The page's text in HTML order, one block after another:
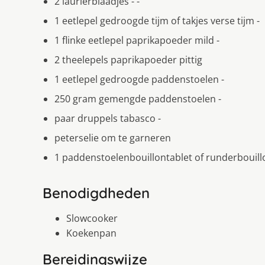
1 eetlepel gedroogde tijm of takjes verse tijm -
1 flinke eetlepel paprikapoeder mild -
2 theelepels paprikapoeder pittig
1 eetlepel gedroogde paddenstoelen -
250 gram gemengde paddenstoelen -
paar druppels tabasco -
peterselie om te garneren
1 paddenstoelenbouillontablet of
Benodigdheden
Slowcooker
Koekenpan
Bereidingswijze